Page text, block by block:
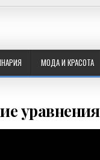
МОДА И КРАСОТА
уравнения